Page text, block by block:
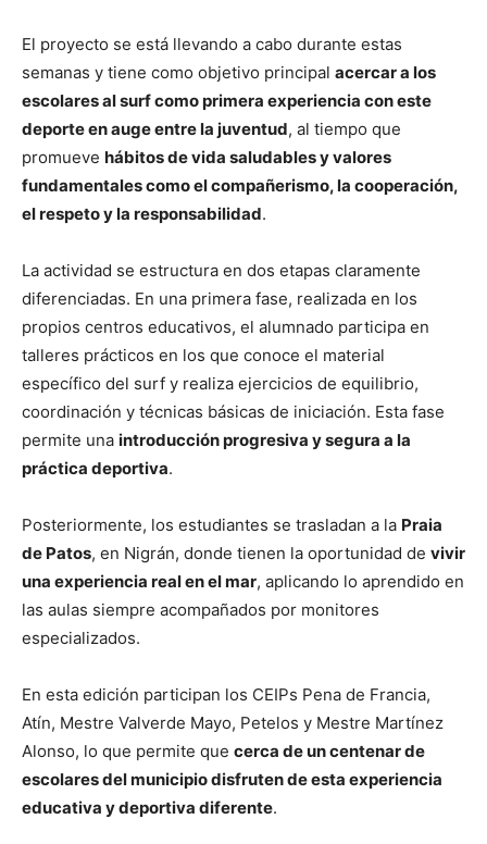
El proyecto se está llevando a cabo durante estas
semanas y tiene como objetivo principal acercar a los
escolares al surf como primera experiencia con este
deporte en auge entre la juventud, al tiempo que
promueve hábitos de vida saludables y valores
fundamentales como el compañerismo, la cooperación,
el respeto y la responsabilidad.
La actividad se estructura en dos etapas claramente
diferenciadas. En una primera fase, realizada en los
propios centros educativos, el alumnado participa en
talleres prácticos en los que conoce el material
específico del surf y realiza ejercicios de equilibrio,
coordinación y técnicas básicas de iniciación. Esta fase
permite una introducción progresiva y segura a la
práctica deportiva.
Posteriormente, los estudiantes se trasladan a la Praia
de Patos, en Nigrán, donde tienen la oportunidad de vivir
una experiencia real en el mar, aplicando lo aprendido en
las aulas siempre acompañados por monitores
especializados.
En esta edición participan los CEIPs Pena de Francia,
Atín, Mestre Valverde Mayo, Petelos y Mestre Martínez
Alonso, lo que permite que cerca de un centenar de
escolares del municipio disfruten de esta experiencia
educativa y deportiva diferente.